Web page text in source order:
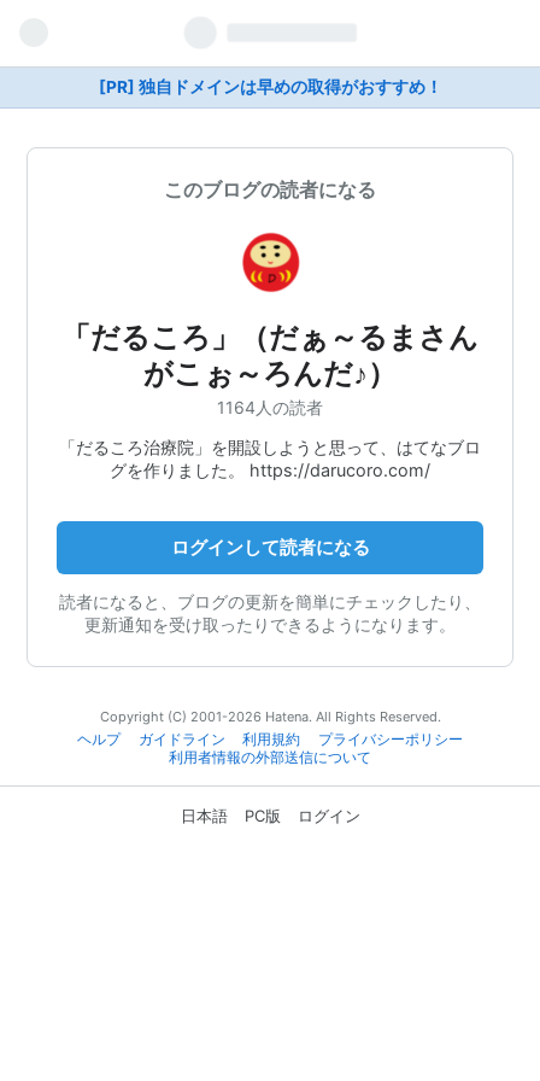
[PR] 独自ドメインは早めの取得がおすすめ！
このブログの読者になる
「だるころ」（だぁ～るまさん
がこぉ～ろんだ♪）
1164人の読者
「だるころ治療院」を開設しようと思って、はてなブロ
グを作りました。 https://darucoro.com/
ログインして読者になる
読者になると、ブログの更新を簡単にチェックしたり、
更新通知を受け取ったりできるようになります。
Copyright (C) 2001-2026 Hatena. All Rights Reserved.
ヘルプ
ガイドライン 利用規約
プライバシーポリシー
利用者情報の外部送信について
日本語 PC版 ログイン